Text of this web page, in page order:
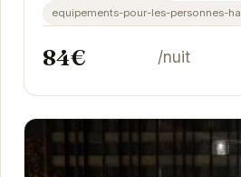
equipements-pour-les-personnes-
84€ /nuit